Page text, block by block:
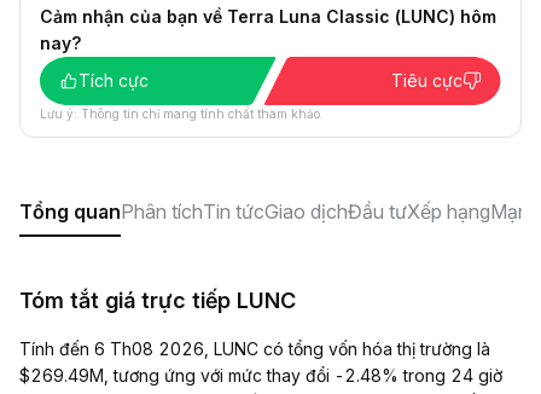
Cảm nhận của bạn về Terra Luna Classic (LUNC) hôm
nay?
Tích cực
Tiêu cực
Lưu ý: Thông tin chỉ mang tính chất tham khảo.
Tổng quanPhân tíchTin tứcGiao dịchĐầu tưXếp hạng
Tóm tắt giá trực tiếp LUNC
Tính đến 6 Th08 2026, LUNC có tổng vốn hóa thị trường là
$269.49M, tương ứng với mức thay đổi -2.48% trong 24 giờ